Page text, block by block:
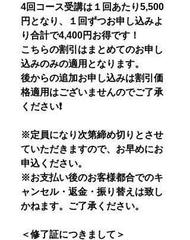
4回コース受講は１回あたり5,500
円となり、１回ずつお申し込みよ
り合計で4,400円お得です！
こちらの割引はまとめてのお申し
込みのみの適用となります。
後からの追加お申し込みは割引価
格適用はございませんのでご了承
ください❗️
※定員になり次第締め切りとさせ
ていただきますので、お早めにお
申込ください。
※お支払い後のお客様都合でのキ
ャンセル・返金・振り替えは致し
かねます。ご了承ください。
＜修了証につきまして＞